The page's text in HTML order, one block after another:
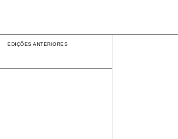
EDIÇÕES ANTERIORES